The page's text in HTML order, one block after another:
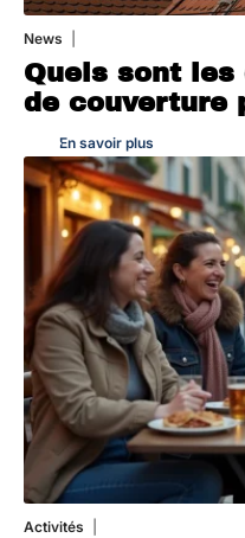
News
Quels sont
de couverture
En savoir plus
Activités